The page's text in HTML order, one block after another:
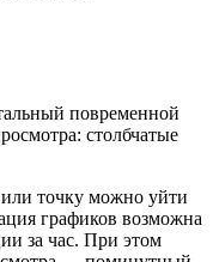
повременной
столбчатые
точку можно уйти
графиков возможна
за час. При этом